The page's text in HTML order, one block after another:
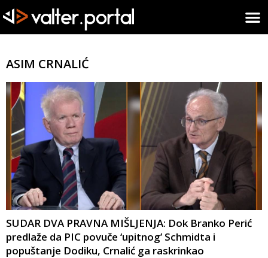
ASIM CRNALIĆ
SUDAR DVA PRAVNA MIŠLJENJA: Dok Branko Perić
predlaže da PIC povuče ‘upitnog’ Schmidta i
popuštanje Dodiku, Crnalić ga raskrinkao